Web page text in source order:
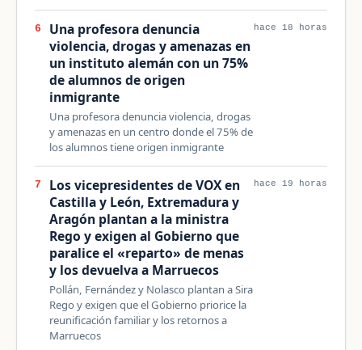
6
Una profesora denuncia
violencia, drogas y amenazas en
un instituto alemán con un 75%
de alumnos de origen
inmigrante
Una profesora denuncia violencia, drogas
y amenazas en un centro donde el 75% de
los alumnos tiene origen inmigrante
hace 18 horas
7
Los vicepresidentes de VOX en
Castilla y León, Extremadura y
Aragón plantan a la ministra
Rego y exigen al Gobierno que
paralice el «reparto» de menas
y los devuelva a Marruecos
Pollán, Fernández y Nolasco plantan a Sira
Rego y exigen que el Gobierno priorice la
reunificación familiar y los retornos a
Marruecos
hace 19 horas